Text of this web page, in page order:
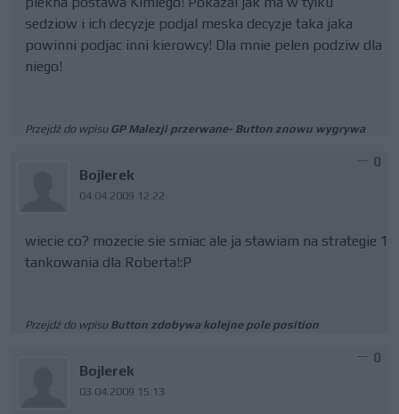
sedziow i ich decyzje podjal meska decyzje taka jaka
powinni podjac inni kierowcy! Dla mnie pelen podziw dla
niego!
Przejdź do wpisu GP Malezji przerwane- Button znowu wygrywa
Bojlerek
04.04.2009 12:22
0
wiecie co? mozecie sie smiac ale ja stawiam na strategie 1
tankowania dla Roberta!:P
Przejdź do wpisu Button zdobywa kolejne pole position
Bojlerek
03.04.2009 15:13
0